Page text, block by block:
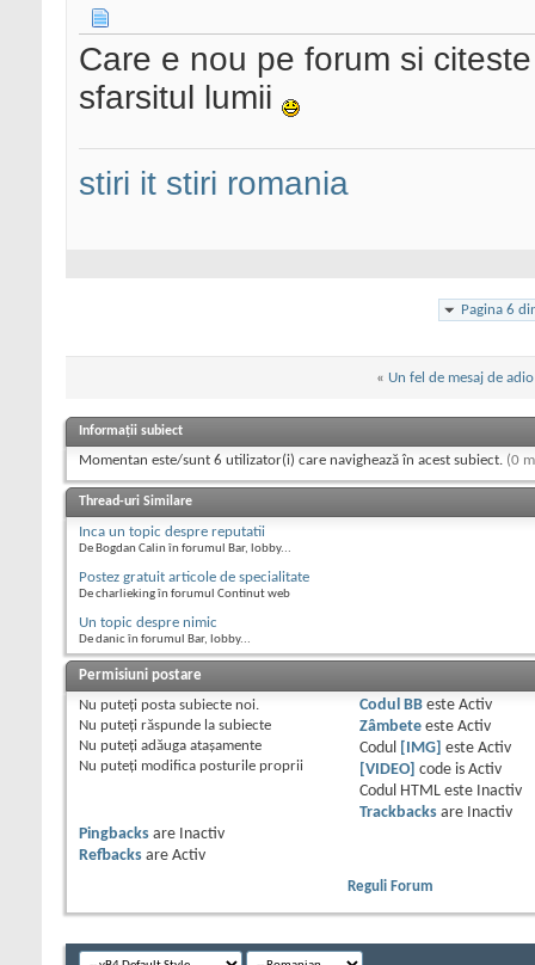
Care e nou pe forum si
sfarsitul lumii
stiri it stiri romania
Pagina 6
« Un fel de mesaj de adio
Informații subiect
Momentan este/sunt 6 utilizator(i) care navighează în acest subiect. (0
Thread-uri Similare
Inca un topic despre reputatii
De Bogdan Calin în forumul Bar, lobby...
Postez gratuit articole de specialitate
De charlieking în forumul Continut web
Un topic despre nimic
De danic în forumul Bar, lobby...
Permisiuni postare
Nu puteţi posta subiecte noi.
Nu puteţi răspunde la subiecte
Nu puteţi adăuga ataşamente
Nu puteţi modifica posturile proprii
Codul BBeste Activ
Zâmbeteeste Activ
Codul
[IMG] este Activ
[VIDEO] code is Activ
Codul HTML este
Inactiv
Trackbacksare
Inactiv
Pingbacks are
Inactiv
Refbacks are Activ
Reguli Forum